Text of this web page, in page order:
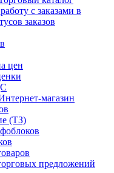
с заказами в
заказов
цен
магазин
(ТЗ)
предложений